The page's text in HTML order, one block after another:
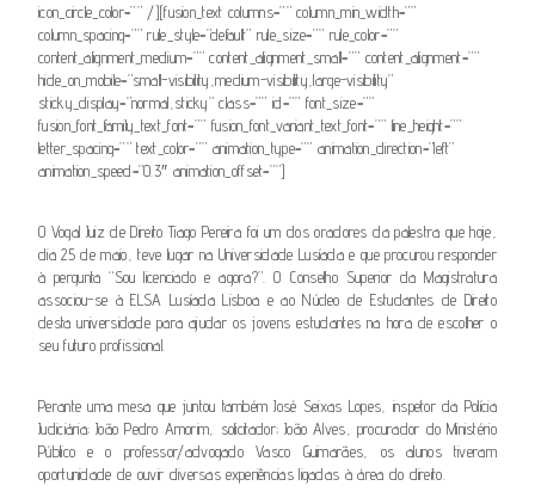
icon_circle_color=”” /][fusion_text columns=”” column_min_width=””
column_spacing=”” rule_style=”default” rule_size=”” rule_color=””
content_alignment_medium=”” content_alignment_small=”” content_alignment=””
hide_on_mobile=”small-visibility,medium-visibility,large-visibility”
sticky_display=”normal,sticky” class=”” id=”” font_size=””
fusion_font_family_text_font=”” fusion_font_variant_text_font=”” line_height=””
letter_spacing=”” text_color=”” animation_type=”” animation_direction=”left”
animation_speed=”0.3″ animation_offset=””]
O Vogal Juiz de Direito Tiago Pereira foi um dos oradores da palestra que hoje,
dia 25 de maio, teve lugar na Universidade Lusíada e que procurou responder
à pergunta “Sou licenciado e agora?”. O Conselho Superior da Magistratura
associou-se à ELSA Lusíada Lisboa e ao Núcleo de Estudantes de Direito
desta universidade para ajudar os jovens estudantes na hora de escolher o
seu futuro profissional.
Perante uma mesa que juntou também José Seixas Lopes, inspetor da Polícia
Judiciária; João Pedro Amorim, solicitador; João Alves, procurador do Ministério
Público e o professor/advogado Vasco Guimarães, os alunos tiveram
oportunidade de ouvir diversas experiências ligadas à área do direito.